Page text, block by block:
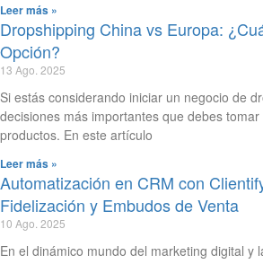
Leer más »
Dropshipping China vs Europa:
Opción?
13 Ago. 2025
Si estás considerando iniciar un negocio de
decisiones más importantes que debes
productos. En este artículo
Leer más »
Automatización en CRM con
Fidelización y Embudos de Venta
10 Ago. 2025
En el dinámico mundo del marketing digital y